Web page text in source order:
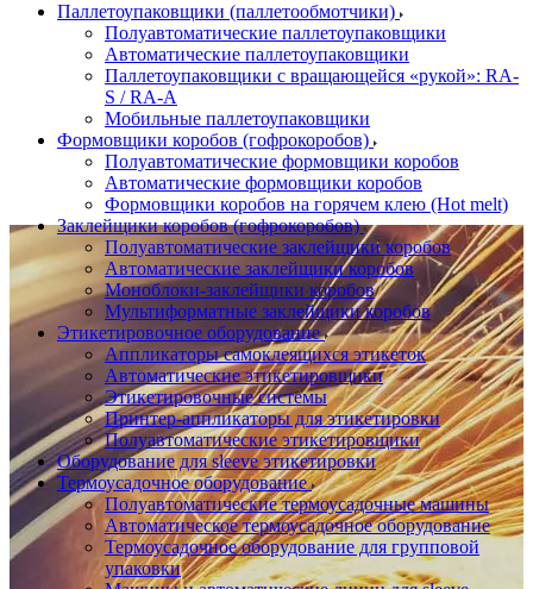
Паллетоупаковщики (паллетообмотчики)
Полуавтоматические паллетоупаковщики
Автоматические паллетоупаковщики
Паллетоупаковщики с вращающейся «рукой»: RA-
S / RA-A
Мобильные паллетоупаковщики
Формовщики коробов (гофрокоробов)
Полуавтоматические формовщики коробов
Автоматические формовщики коробов
Формовщики коробов на горячем клею (Hot melt)
Заклейщики коробов (гофрокоробов)
Полуавтоматические заклейщики коробов
Автоматические заклейщики коробов
Моноблоки-заклейщики коробов
Мультиформатные заклейщики коробов
Этикетировочное оборудование
Аппликаторы самоклеящихся этикеток
Автоматические этикетировщики
Этикетировочные системы
Принтер-аппликаторы для этикетировки
Полуавтоматические этикетировщики
Оборудование для sleeve этикетировки
Термоусадочное оборудование
Полуавтоматические термоусадочные машины
Автоматическое термоусадочное оборудование
Термоусадочное оборудование для групповой
упаковки